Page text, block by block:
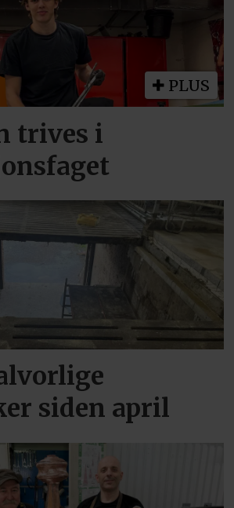
PLUS
trives i
siden april